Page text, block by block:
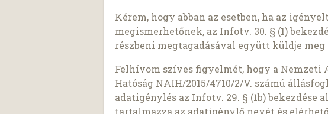
Kérem, hogy abban az esetben, ha az
megismerhetőnek, az Infotv. 30. § (1)
részbeni megtagadásával együtt küldje meg
Felhívom szíves figyelmét, hogy a Nemzeti
Hatóság NAIH/2015/4710/2/V. számú
adatigénylés az Infotv. 29. § (1b) bekezdése
tartalmazza az adatigénylő nevét és